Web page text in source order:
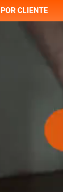
CLIENTE